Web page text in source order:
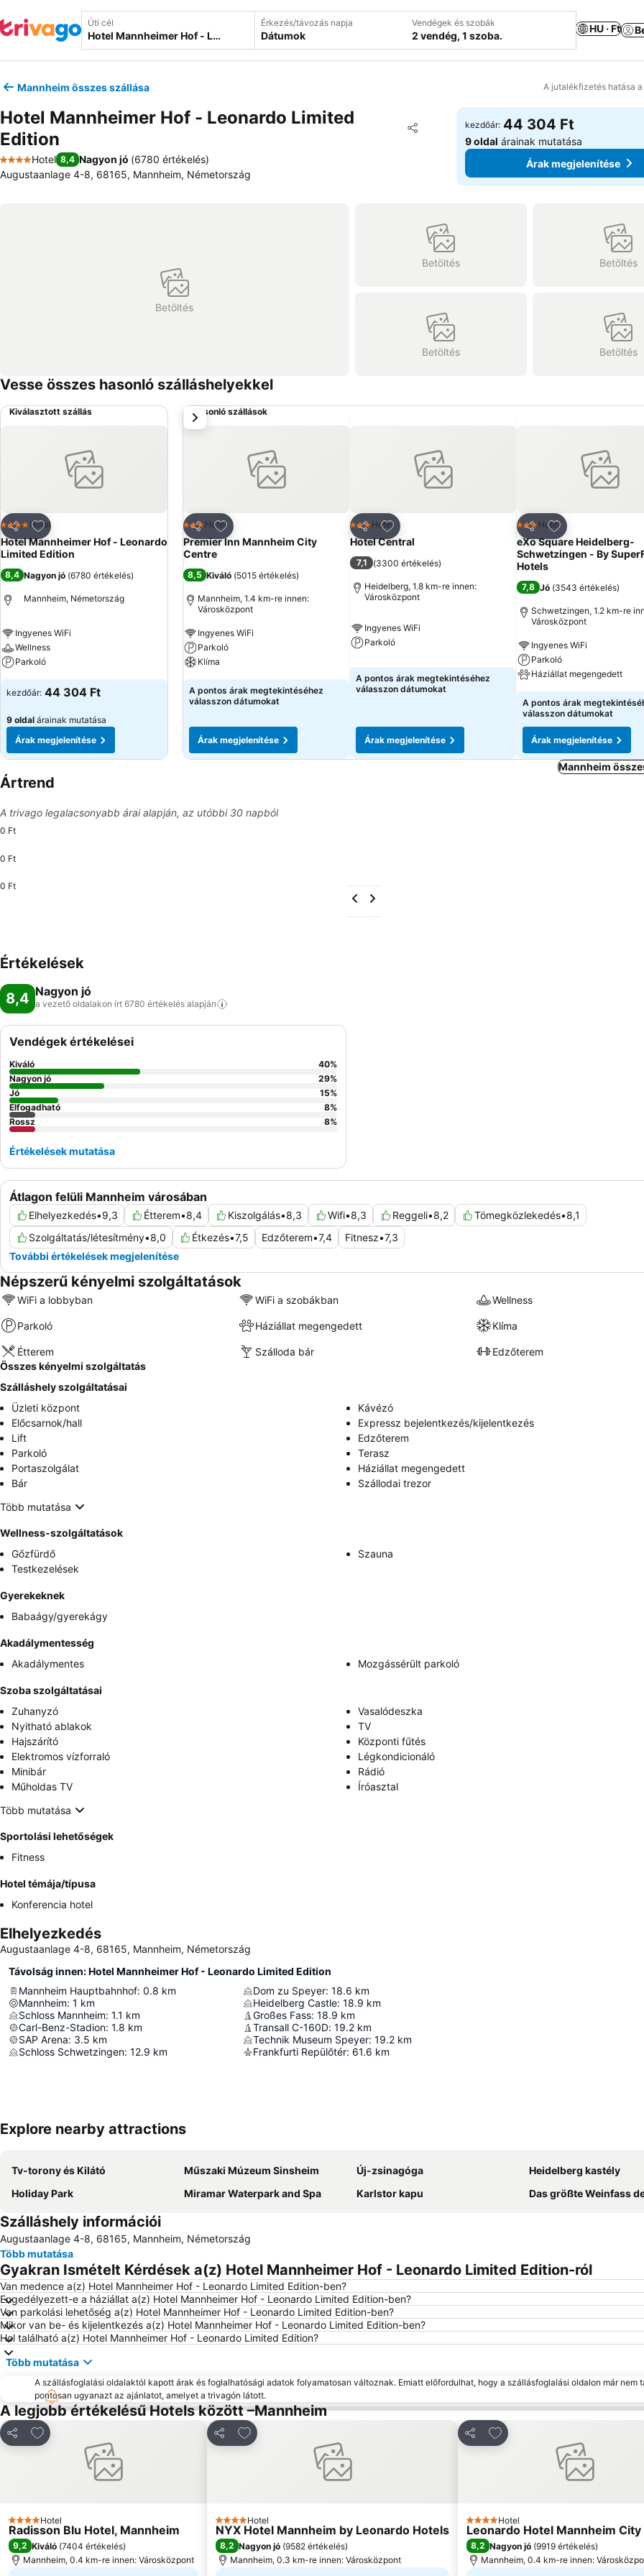
Úti cél Érkezés/távozás napja
Dátumok
Vendégek és szobák
2 vendég, 1 szoba.
HU · Ft
Mannheim összes szállása A jutalékfizetés hatása
Hotel Mannheimer Hof - Leonardo Limited
Edition
Megosztás
Hozzáadás a kedvencekhez
4 Kategória
Hotel 8,4 Nagyon jó (6780 értékelés)
Augustaanlage 4-8, 68165, Mannheim, Németország
kezdőár: 44 304 Ft
9 oldal árainak mutatása
Árak megjelenítése
Betöltés
Betöltés Betöltés
Betöltés Betöltés
Vesse összes hasonló szálláshelyekkel
Kiválasztott szállás
Megosztás
Hozzáadás a kedvencekhez
4 Kategória
Hotel
Hotel Mannheimer Hof - Leonardo
Limited Edition
8,4 Nagyon jó (6780 értékelés)
Mannheim, Németország
Ingyenes WiFi
Wellness
Parkoló
kezdőár: 44 304 Ft
9 oldal árainak mutatása
Árak megjelenítése
Hasonló szállások
Megosztás
Hozzáadás a kedvencekhez
3 Kategória
Hotel
Premier Inn Mannheim City
Centre
8,5 Kiváló (5015 értékelés)
Mannheim, 1.4 km-re innen:
Városközpont
Ingyenes WiFi
Parkoló
Klíma
A pontos árak megtekintéséhez
válasszon dátumokat
Árak megjelenítése
Megosztás
Hozzáadás a kedvencekhez
3 Kategória
Hotel
Hotel Central
7,1 (3300 értékelés)
Heidelberg, 1.8 km-re innen:
Városközpont
Ingyenes WiFi
Parkoló
A pontos árak megtekintéséhez
válasszon dátumokat
Árak megjelenítése
Megosztás
Hozzáadás a
3 Kategória
Hotel
eXo Square Heidelberg-
Schwetzingen - By
Hotels
7,8 Jó (3543 értékelés)
Schwetzingen, 1.2 km-re
Városközpont
Ingyenes WiFi
Parkoló
Háziállat megengedett
A pontos árak
válasszon dátumokat
Árak megjelenítése
következő
Mannheim
Ártrend
A trivago legalacsonyabb árai alapján, az utóbbi 30 napból
0 Ft
0 Ft
0 Ft
Értékelések
8,4 Nagyon jó
a vezető oldalakon írt 6780 értékelés alapján
Átlagon felüli Mannheim városában
Elhelyezkedés•9,3 Étterem•8,4 Kiszolgálás•8,3 Wifi•8,3 Reggeli•8,2 Tömegközlekedés•8,1
Szolgáltatás/létesítmény•8,0 Étkezés•7,5 Edzőterem•7,4 Fitnesz•7,3
További értékelések megjelenítése
Vendégek értékelései
Kiváló 40%
Nagyon jó
29%
Jó
15%
Elfogadható
8%
Rossz
8%
Értékelések mutatása
Népszerű kényelmi szolgáltatások
WiFi a lobbyban WiFi a szobákban Wellness
Parkoló Háziállat megengedett Klíma
Étterem Szálloda bár
Edzőterem
Összes kényelmi szolgáltatás
Szálláshely szolgáltatásai
Üzleti központ
Kávézó
Előcsarnok/hall
Expressz bejelentkezés/kijelentkezés
Lift
Edzőterem
Parkoló
Terasz
Portaszolgálat
Háziállat megengedett
Bár
Szállodai trezor
Több mutatása
Wellness-szolgáltatások
Gőzfürdő
Szauna
Testkezelések
Gyerekeknek
Babaágy/gyerekágy
Akadálymentesség
Akadálymentes
Mozgássérült parkoló
Szoba szolgáltatásai
Zuhanyzó
Vasalódeszka
Nyitható ablakok
TV
Hajszárító
Központi fűtés
Elektromos vízforraló
Légkondicionáló
Minibár
Rádió
Műholdas TV
Íróasztal
Több mutatása
Sportolási lehetőségek
Fitness
Hotel témája/típusa
Konferencia hotel
Elhelyezkedés
Augustaanlage 4-8, 68165, Mannheim, Németország
Távolság innen: Hotel Mannheimer Hof - Leonardo Limited Edition
Mannheim Hauptbahnhof: 0.8 km
Mannheim: 1 km
Schloss Mannheim: 1.1 km
Carl-Benz-Stadion: 1.8 km
SAP Arena: 3.5 km
Schloss Schwetzingen: 12.9 km
Dom zu Speyer: 18.6 km
Heidelberg Castle: 18.9 km
Großes Fass: 18.9 km
Transall C-160D: 19.2 km
Technik Museum Speyer: 19.2 km
Frankfurti Repülőtér: 61.6 km
Explore nearby attractions
Tv-torony és Kilátó Műszaki Múzeum Sinsheim Új-zsinagóga
Heidelberg kastély
Holiday Park
Miramar Waterpark and Spa Karlstor kapu Das größte Weinfass
Szálláshely információi
Augustaanlage 4-8, 68165, Mannheim, Németország
Több mutatása
Gyakran Ismételt Kérdések a(z) Hotel Mannheimer Hof - Leonardo Limited Edition-ról
Van medence a(z) Hotel Mannheimer Hof - Leonardo Limited Edition-ben?
Engedélyezett-e a háziállat a(z) Hotel Mannheimer Hof - Leonardo Limited Edition-ben?
Van parkolási lehetőség a(z) Hotel Mannheimer Hof - Leonardo Limited Edition-ben?
Mikor van be- és kijelentkezés a(z) Hotel Mannheimer Hof - Leonardo Limited Edition-ben?
Hol található a(z) Hotel Mannheimer Hof - Leonardo Limited Edition?
Több mutatása
A szállásfoglalási oldalaktól kapott árak és foglalhatósági adatok folyamatosan változnak. Emiatt előfordulhat, hogy a szállásfoglalási oldalon már nem
pontosan ugyanazt az ajánlatot, amelyet a trivagón látott.
A legjobb értékelésű Hotels között –Mannheim
Megosztás
Hozzáadás a kedvencekhez
4 Kategória
Hotel
Radisson Blu Hotel, Mannheim
9,2 Kiváló (7404 értékelés)
Mannheim, 0.4 km-re innen: Városközpont
Megosztás
Hozzáadás a kedvencekhez
4 Kategória
Hotel
NYX Hotel Mannheim by Leonardo Hotels
8,2 Nagyon jó (9582 értékelés)
Mannheim, 0.3 km-re innen: Városközpont
Megosztás
Hozzáadás a kedvencekhez
4 Kategória
Hotel
Leonardo Hotel Mannheim
8,2 Nagyon jó (9919 értékelés)
Mannheim, 0.4 km-re innen: